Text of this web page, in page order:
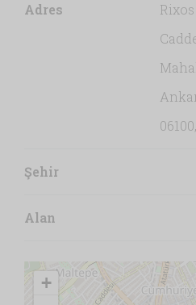
Adres
Şehir
Alan
+